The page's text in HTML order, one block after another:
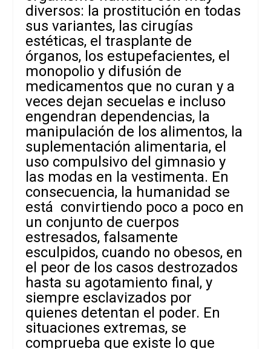
diversos: la prostitución en todas
sus variantes, las cirugías
estéticas, el trasplante de
órganos, los estupefacientes, el
monopolio y difusión de
medicamentos que no curan y a
veces dejan secuelas e incluso
engendran dependencias, la
manipulación de los alimentos, la
suplementación alimentaria, el
uso compulsivo del gimnasio y
las modas en la vestimenta. En
consecuencia, la humanidad se
está convirtiendo poco a poco en
un conjunto de cuerpos
estresados, falsamente
esculpidos, cuando no obesos, en
el peor de los casos destrozados
hasta su agotamiento final, y
siempre esclavizados por
quienes detentan el poder. En
situaciones extremas, se
comprueba que existe lo que